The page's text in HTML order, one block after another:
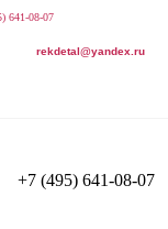
641-08-07
rekdetal@yandex.ru
+7 (495) 641-08-07